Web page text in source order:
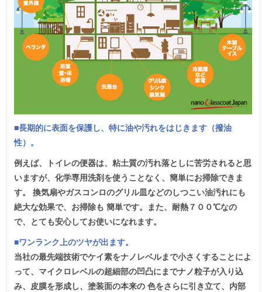
■長期的に表面を保護し、特に油や汚れをはじきます（撥油
性）。
例えば、トイレの便器は、粘土質の汚れ落としに苦労されると思
いますが、化学専用洗剤を使うことなく、簡単にお掃除できま
す。 換気扇やガスコンロのグリル皿などのしつこい油汚れにも
絶大な効果で、お掃除も 簡単です。また、耐熱７００℃なの
で、とても安心してお使いになれます。
■ワンランク上のツヤが出ます。
当社の最先端技術でケイ素をナノレベルまで小さくすることによ
って、マイクロレベルの超細部の凹凸にまでナノ粒子が入り込
み、皮膜を形成し、塗装面の本来の 色をさらに引き立て、内部